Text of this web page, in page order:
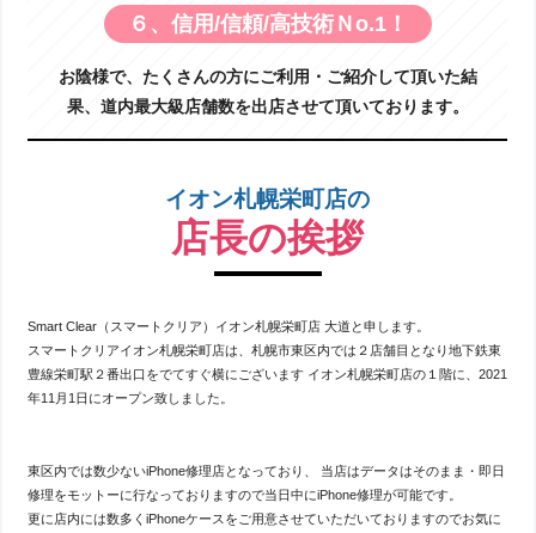
６、信用/信頼/高技術Ｎo.1！
お陰様で、たくさんの方にご利用・ご紹介して頂いた結
果、道内最大級店舗数を出店させて頂いております。
イオン札幌栄町店の
店長の挨拶
Smart Clear（スマートクリア）イオン札幌栄町店 大道と申します。
スマートクリアイオン札幌栄町店は、札幌市東区内では２店舗目となり地下鉄東
豊線栄町駅２番出口をでてすぐ横にございます イオン札幌栄町店の１階に、2021
年11月1日にオープン致しました。
東区内では数少ないiPhone修理店となっており、 当店はデータはそのまま・即日
修理をモットーに行なっておりますので当日中にiPhone修理が可能です。
更に店内には数多くiPhoneケースをご用意させていただいておりますのでお気に